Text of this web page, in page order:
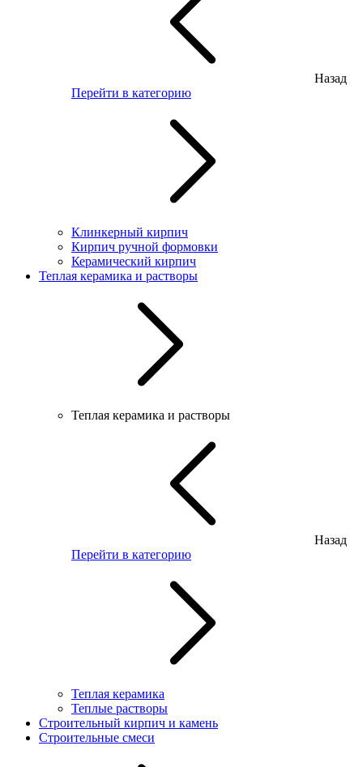
Назад
Перейти в категорию
Клинкерный кирпич
Кирпич ручной формовки
Керамический кирпич
Теплая керамика и растворы
Теплая керамика и растворы
Назад
Перейти в категорию
Теплая керамика
Теплые растворы
Строительный кирпич и камень
Строительные смеси